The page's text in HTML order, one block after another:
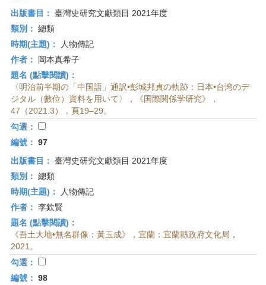
出版書目： 臺灣史研究文獻類目 2021年度
類別： 總類
時期(主題)：
人物傳記
作者：
岡本真希子
題名 (點擊閱讀)：
〈明治前半期の「中国語」通訳•彭城邦貞の軌跡：日本•台湾のデ
ジタル（數位）資料を用いて〉，《国際関係学研究》，
47（2021.3），頁19–29。
勾選：
編號： 97
出版書目： 臺灣史研究文獻類目 2021年度
類別： 總類
時期(主題)：
人物傳記
作者： 李欽賢
題名 (點擊閱讀)：
《吾土大地•無名群像：黃玉成》，宜蘭：宜蘭縣政府文化局，
2021。
勾選：
編號： 98